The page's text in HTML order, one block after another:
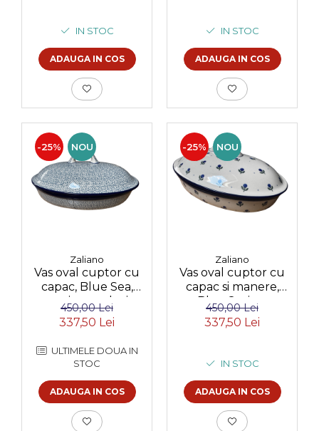
IN STOC
ADAUGA IN COS
IN STOC
ADAUGA IN COS
-25% NOU
Zaliano
Vas oval cuptor cu
capac, Blue Sea,
ceramica smaltuita,
pictata manual
450,00 Lei
337,50 Lei
ULTIMELE DOUA IN
STOC
ADAUGA IN COS
-25% NOU
Zaliano
Vas oval cuptor cu
capac si manere,
Blue Spring,
ceramica smaltuita,
pictata manual
450,00 Lei
337,50 Lei
IN STOC
ADAUGA IN COS